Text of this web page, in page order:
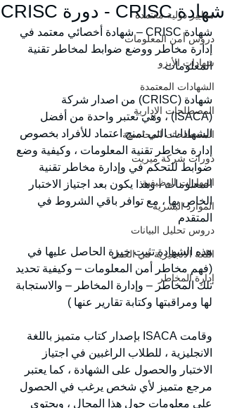
معايير دولية معتمدة
دروس أمن المعلومات
شهادات الأيزو
الشهادات المعتمدة
المصطلحات الإدارية
المصطلحات المحاسبية
دورات شركة ميريت
المهارات الوظيفية
الموارد البشرية
دروس تحليل البيانات
اللغة الانجليزية في العمل
إدارة المخاطر
شهادة CRISC - دورة CRISC
شهادة CRISC – شهادة أخصائي معتمد في
إدارة مخاطر ووضع ضوابط لمخاطر تقنية
المعلومات
شهادة (CRISC) من اصدار شركة
(ISACA) ، وهي تعتبر واحدة من أفضل
الشهادات التي تمنح اعتماد للأفراد بخصوص
إدارة مخاطر تقنية المعلومات ، وكيفية وضع
ضوابط للتحكم في وإدارة مخاطر تقنية
المعلومات ، وهذا يكون بعد اجتياز الاختبار
الخاص بها ، مع توافر باقي الشروط في
المتقدم
هذه الشهادة تثبت خبرة الحاصل عليها في
(فهم مخاطر أمن المعلومات – وكيفية تحديد
تلك المخاطر – وإدارة المخاطر – والاستجابة
لها ومراقبتها وكتابة تقارير عنها )
وقامت ISACA بإصدار كتاب متميز باللغة
الانجليزية ، للطلاب الراغبين في اجتياز
الاختبار والحصول على الشهادة ، كما يعتبر
مرجع متميز لأي شخص يرغب في الحصول
على معلومات حول هذا المجال ، ويحتوى